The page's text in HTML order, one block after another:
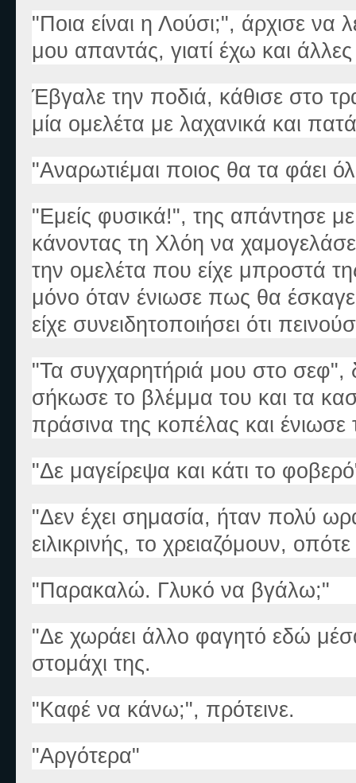
"Ποια είναι η Λούσι;", άρχισε
μου απαντάς, γιατί έχω και
Έβγαλε την ποδιά, κάθισε στο
μία ομελέτα με λαχανικά και
"Αναρωτιέμαι ποιος θα τα φάει
"Εμείς φυσικά!", της απάντησε
κάνοντας τη Χλόη να
την ομελέτα που είχε μπροστά
μόνο όταν ένιωσε πως θα
είχε συνειδητοποιήσει ότι
"Τα συγχαρητήριά μου στο
σήκωσε το βλέμμα του και τα
πράσινα της κοπέλας και
"Δε μαγείρεψα και κάτι το
"Δεν έχει σημασία, ήταν πολύ
ειλικρινής, το χρειαζόμουν,
"Παρακαλώ. Γλυκό να βγάλω;"
"Δε χωράει άλλο φαγητό εδώ
στομάχι της.
"Καφέ να κάνω;", πρότεινε.
"Αργότερα"